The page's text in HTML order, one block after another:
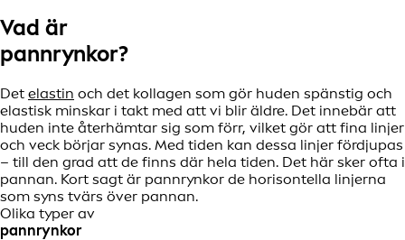
Vad är
pannrynkor?
Det elastin och det kollagen som gör huden spänstig och
elastisk minskar i takt med att vi blir äldre. Det innebär att
huden inte återhämtar sig som förr, vilket gör att fina linjer
och veck börjar synas. Med tiden kan dessa linjer fördjupas
– till den grad att de finns där hela tiden. Det här sker ofta i
pannan. Kort sagt är pannrynkor de horisontella linjerna
som syns tvärs över pannan.
Olika typer av
pannrynkor